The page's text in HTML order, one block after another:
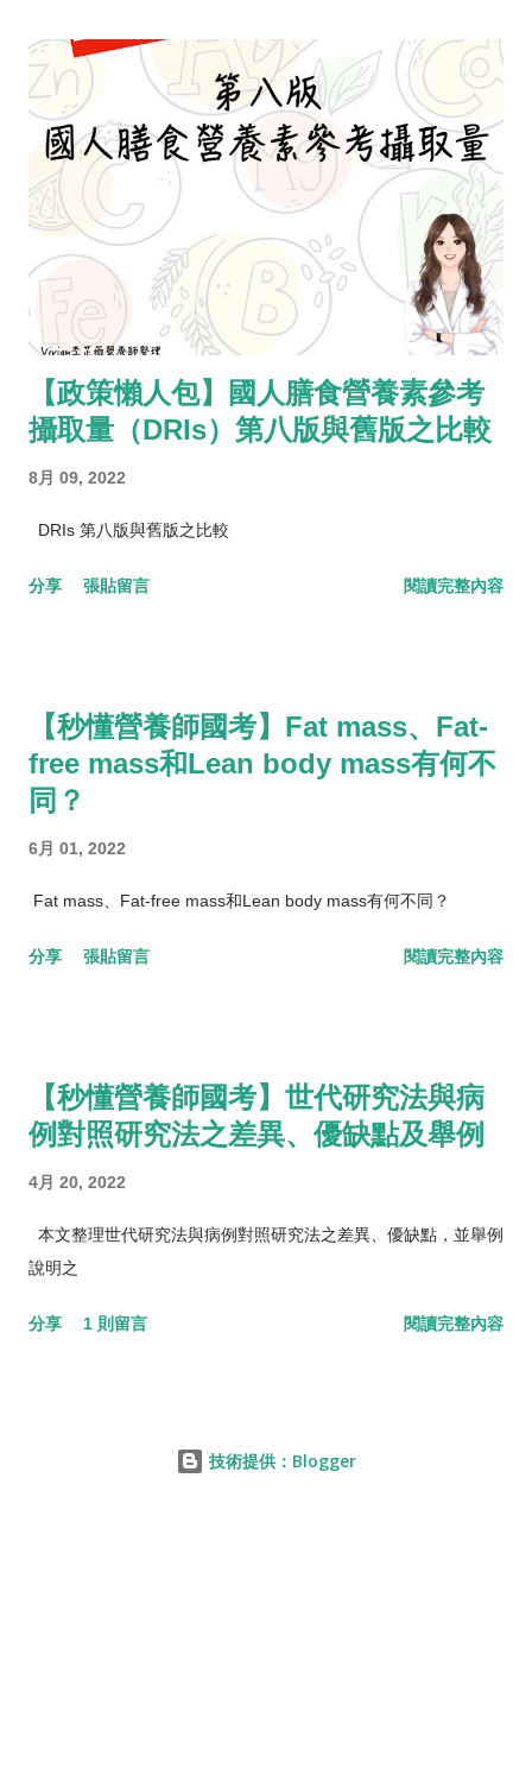
【政策懶人包】國人膳食營養素參考
攝取量（DRIs）第八版與舊版之比較
8月 09, 2022
DRIs 第八版與舊版之比較
分享 張貼留言 閱讀完整內容
【秒懂營養師國考】Fat mass、Fat-
free mass和Lean body mass有何不
同？
6月 01, 2022
Fat mass、Fat-free mass和Lean body mass有何不同？
分享 張貼留言 閱讀完整內容
【秒懂營養師國考】世代研究法與病
例對照研究法之差異、優缺點及舉例
4月 20, 2022
本文整理世代研究法與病例對照研究法之差異、優缺點，並舉例
說明之
分享 1 則留言 閱讀完整內容
技術提供：Blogger